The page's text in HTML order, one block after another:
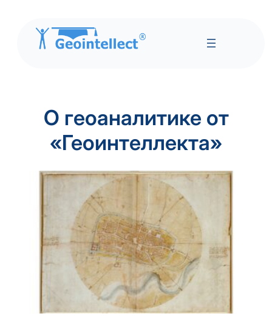
содержимомуО геоаналитике от
«Геоинтеллекта»